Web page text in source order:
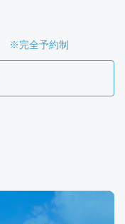
※完全予約制